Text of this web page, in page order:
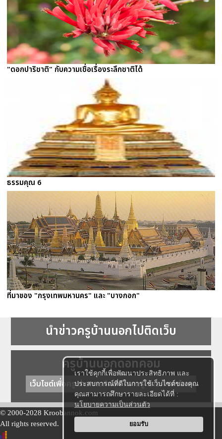
เราใช้คุกกี้เพื่อพัฒนาประสิทธิภาพ และ
ประสบการณ์ที่ดีในการใช้เว็บไซต์ของคุณ
คุณสามารถศึกษารายละเอียดได้ที่ :
นโยบายความเป็นส่วนตัว
ยอมรับ
"ดอกปาริชาติ" กับความเชื่อเรื่องระลึกชาติได้
ธรรมคุณ 6
ที่มาของ "กรุงเทพมหานคร" และ "บางกอก"
นำข่าวครูบ้านนอกไปติดเว็บ
ครูบ้านนอกดอทคอม
เว็บไซต์เพื่อครู ข่าวการศึกษา ความรู้ การศึกษาไทย
© 2000-2028 Kroobannok.com
All rights reserved.